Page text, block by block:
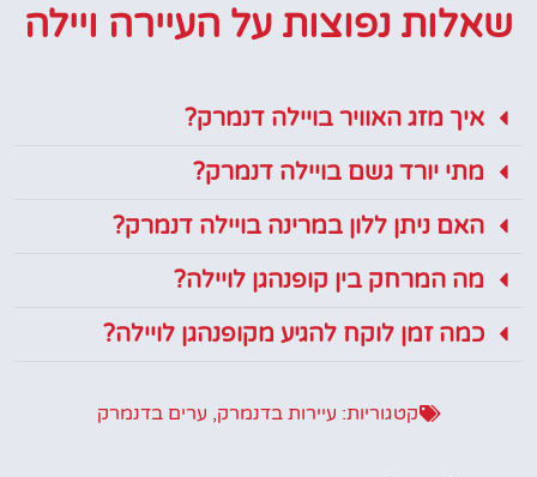
שאלות נפוצות על העיירה ויילה
איך מזג האוויר בויילה דנמרק?
מתי יורד גשם בויילה דנמרק?
האם ניתן ללון במרינה בויילה דנמרק?
מה המרחק בין קופנהגן לויילה?
כמה זמן לוקח להגיע מקופנהגן לויילה?
קטגוריות: עיירות בדנמרק, ערים בדנמרק